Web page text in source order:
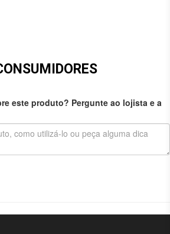
este produto? Pergunte ao lojista e a